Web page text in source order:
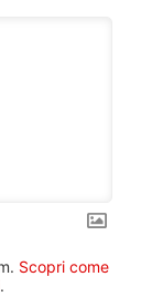
Scopri come
.